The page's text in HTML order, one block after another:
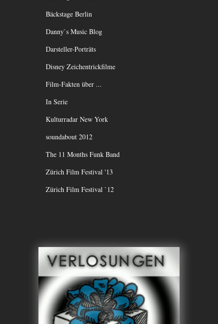
Bäckstage Berlin
Danny`s Music Blog
Darsteller-Porträts
Disney Zeichentrickfilme
Film-Fakten über ...
In Serie
Kulturradar New York
soundabout 2012
The 11 Months Funk Band
Zürich Film Festival '13
Zürich Film Festival `12